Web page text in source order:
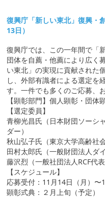
復興庁「新しい東北」復興・
13日）
復興庁では、この一年間で「
団体を自薦・他薦により広く
い東北」の実現に貢献された
し、外部有識者による選定を
す。一件でも多くのご応募、
【顕彰部門】個人顕彰・団体
【選定委員】
青柳光昌氏（日本財団ソーシ
ダー）
秋山弘子氏（東京大学高齢社
田村太郎氏（一般財団法人ダ
藤沢烈（一般社団法人RCF代
【スケジュール】
応募受付：11月14日（月）〜
顕彰式典：２月上旬（予定）